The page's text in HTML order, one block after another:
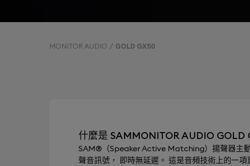
MONITOR AUDIO GOLD GX50
什麼是 SAMMONITOR AUDIO GOLD
SAM®（Speaker Active Matching）揚聲器主
聲音訊號， 即時無延遲。 這是音頻技術上的一